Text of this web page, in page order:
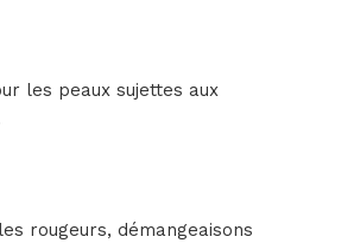
les peaux sujettes aux
rougeurs, démangeaisons